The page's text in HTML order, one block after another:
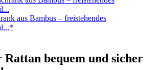
aus Bambus – freistehendes
Rattan bequem und sicher